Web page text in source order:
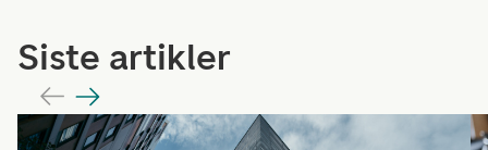
Siste artikler